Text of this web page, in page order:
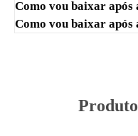
Como vou baixar após
Como vou baixar após